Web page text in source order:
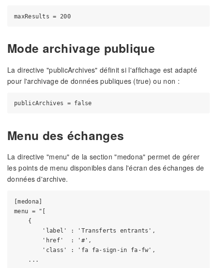
maxResults = 200
Mode archivage publique
La directive "publicArchives" définit si l'affichage est adapté
pour l'archivage de données publiques (true) ou non :
Menu des échanges
La directive "menu" de la section "medona" permet de gérer
les points de menu disponibles dans l'écran des échanges de
données d'archive.
[medona]
menu = "[
    {
        'label' : 'Transferts entrants',
        'href'  : '#',
        'class' : 'fa fa-sign-in fa-fw',